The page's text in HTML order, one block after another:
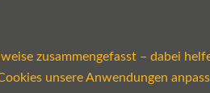
zusammengefasst – dabei
unsere Anwendungen